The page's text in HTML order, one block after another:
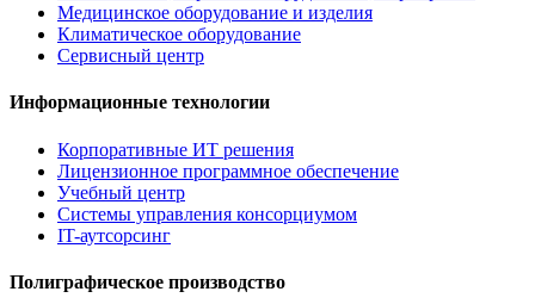
Медицинское оборудование и изделия
Климатическое оборудование
Сервисный центр
Информационные технологии
Корпоративные ИТ решения
Лицензионное программное обеспечение
Учебный центр
Системы управления консорциумом
IT-аутсорсинг
Полиграфическое производство